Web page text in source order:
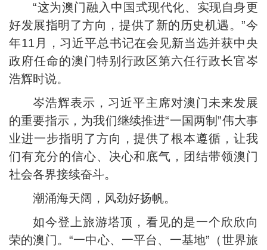
“这为澳门融入中国式现代化、实现自身更
好发展指明了方向，提供了新的历史机遇。”今
年11月，习近平总书记在会见新当选并获中央
政府任命的澳门特别行政区第六任行政长官岑
浩辉时说。
岑浩辉表示，习近平主席对澳门未来发展
的重要指示，为我们继续推进“一国两制”伟大事
业进一步指明了方向，提供了根本遵循，让我
们有充分的信心、决心和底气，团结带领澳门
社会各界接续奋斗。
潮涌海天阔，风劲好扬帆。
如今登上旅游塔顶，看见的是一个欣欣向
荣的澳门。“一中心、一平台、一基地”（世界旅